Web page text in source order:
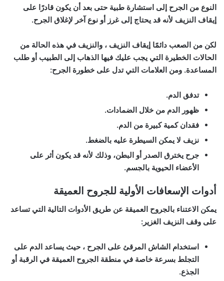
النوع من الجرح إلى استشارة طبية حتى بعد أن يكون قادرًا على
إيقاف النزيف لأنه قد يحتاج إلى غرز أو نوع آخر لإغلاق الجرح.
لكن من الصعب دائمًا إيقاف النزيف ، والنزيف في هذه الحالة من
الحالات الخطيرة التي يجب عليك فيها الذهاب إلى الطبيب أو طلب
المساعدة. ومن العلامات التي تدل على خطورة الجرح:
تدفق الدم.
ظهور الدم من خلال الضمادات.
فقدان كمية كبيرة من الدم.
نزيف لا يمكن السيطرة عليه بالضغط.
جرح يخترق الصدر أو البطن، وذلك لأنه قد يكون أثر على
الأعضاء الحيوية بالجسم.
أدوات الإسعافات الأولية للجروح العميقة
يمكن الاعتناء بالجروح العميقة عن طريق الأدوات التالية التي تساعد
على وقف النزيف الغزير:
استخدام الشاش المرقئ على الجرح ، حيث يساعد الدم على
التجلط بسرعة خاصة في منطقة الجروح العميقة في الرقبة أو
الجذع.